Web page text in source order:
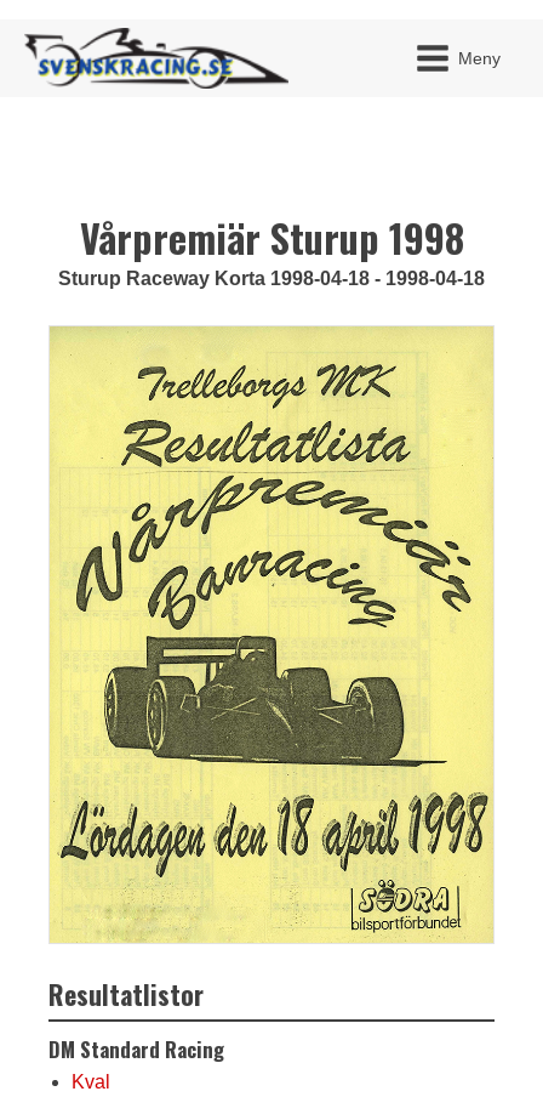
Meny
Vårpremiär Sturup 1998
Sturup Raceway Korta 1998-04-18 - 1998-04-18
Resultatlistor
DM Standard Racing
Kval